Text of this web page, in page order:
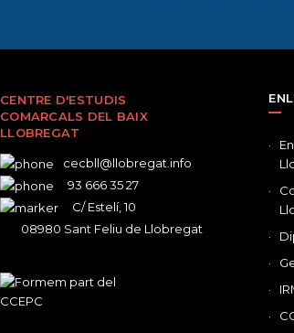
CENTRE D'ESTUDIS
COMARCALS DEL BAIX
LLOBREGAT
cecbll@llobregat.info
93 666 35 27
C/ Estelí, 10
08980 Sant Feliu de Llobregat